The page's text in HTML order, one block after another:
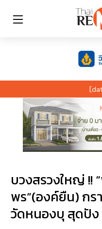
บวงสรวงใหญ่ !!
พร”(องค์ยืน) ก
วัดหนองบุ สุดปัง